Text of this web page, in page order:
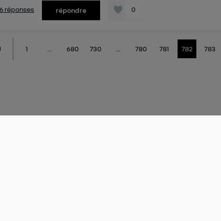
réponses répondre 0
1 680 730 780 781 782 783